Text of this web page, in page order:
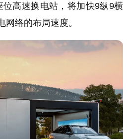
位高速换电站，将加快9纵9横
网络的布局速度。